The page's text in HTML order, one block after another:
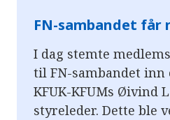
FN-sambandet får
I dag stemte
til FN-sambandet inn
KFUK-KFUMs Øivind
styreleder. Dette ble